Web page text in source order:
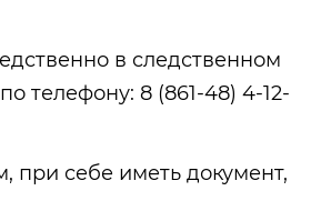
в следственном
телефону: 8 (861-48) 4-12-
себе иметь документ,